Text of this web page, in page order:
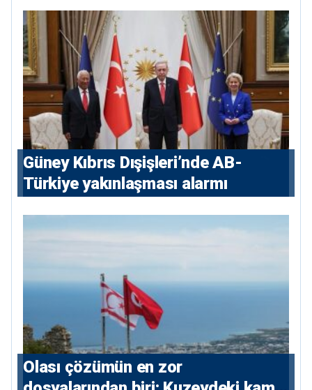
Güney Kıbrıs Dışişleri’nde AB-
Türkiye yakınlaşması alarmı
Olası çözümün en zor